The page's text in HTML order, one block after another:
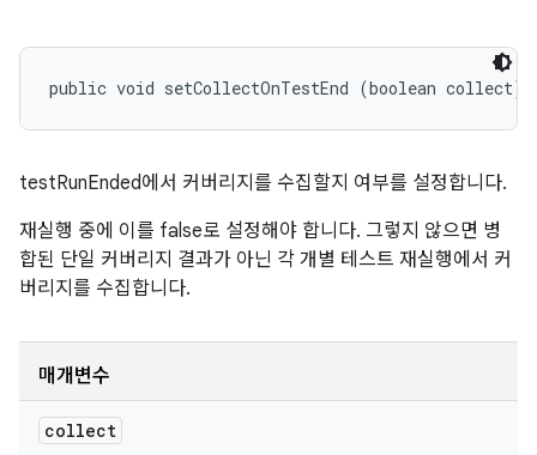
public void setCollectOnTestEnd (boolean collect)
testRunEnded에서 커버리지를 수집할지 여부를 설정합니다.
재실행 중에 이를 false로 설정해야 합니다. 그렇지 않으면 병
합된 단일 커버리지 결과가 아닌 각 개별 테스트 재실행에서 커
버리지를 수집합니다.
매개변수
collect